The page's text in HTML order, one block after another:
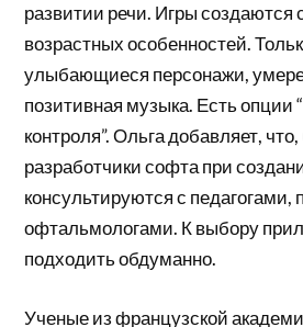
развитии речи. Игры создаются
возрастных особенностей.
улыбающиеся персонажи,
позитивная музыка. Есть опции
контроля”. Ольга добавляет,
разработчики софта при
консультируются с педагогами,
офтальмологами. К выбору
подходить обдуманно.
Ученые из французской